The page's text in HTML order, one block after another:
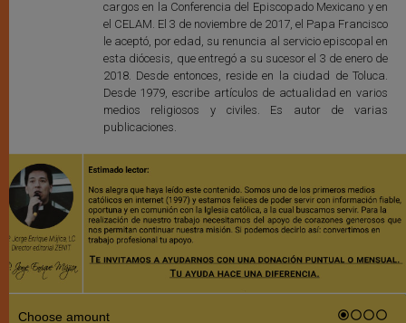
cargos en la Conferencia del Episcopado Mexicano y en
el CELAM. El 3 de noviembre de 2017, el Papa Francisco
le aceptó, por edad, su renuncia al servicio episcopal en
esta diócesis, que entregó a su sucesor el 3 de enero de
2018. Desde entonces, reside en la ciudad de Toluca.
Desde 1979, escribe artículos de actualidad en varios
medios religiosos y civiles. Es autor de varias
publicaciones.